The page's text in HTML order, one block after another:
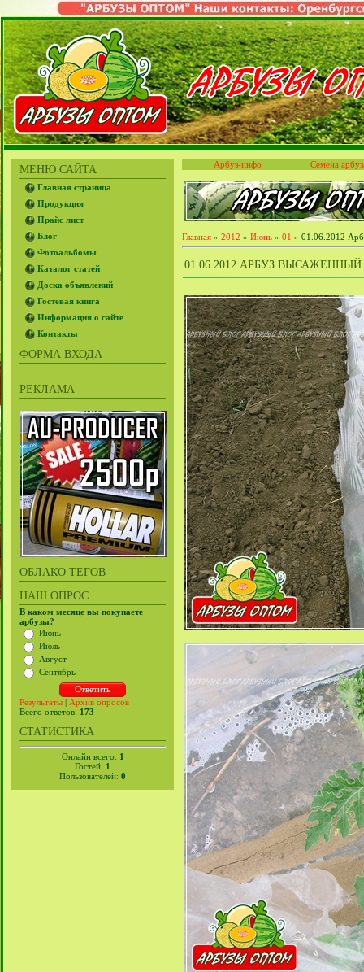
МЕНЮ САЙТА
Главная страница
Продукция
Прайс лист
Блог
Фотоальбомы
Каталог статей
Доска объявлений
Гостевая книга
Информация о сайте
Контакты
ФОРМА ВХОДА
РЕКЛАМА
ОБЛАКО ТЕГОВ
НАШ ОПРОС
В каком месяце вы покупаете
арбузы?
Июнь
Июль
Август
Сентябрь
Результаты | Архив опросов
Всего ответов: 173
СТАТИСТИКА
Онлайн всего: 1
Гостей: 1
Пользователей: 0
Арбуз-инфо Семена
Главная » 2012 » Июнь » 01 » 01.06.2012
01.06.2012 АРБУЗ